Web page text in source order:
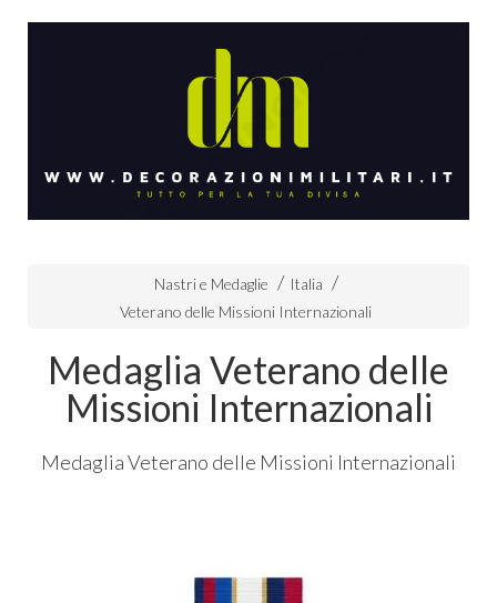
Nastri e Medaglie
Italia
Veterano delle Missioni Internazionali
Medaglia Veterano delle
Missioni Internazionali
Medaglia Veterano delle Missioni Internazionali